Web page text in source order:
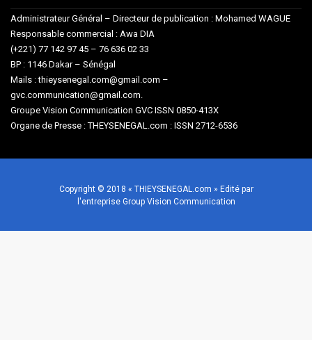
Administrateur Général – Directeur de publication : Mohamed WAGUE
Responsable commercial : Awa DIA
(+221) 77 142 97 45 – 76 636 02 33
BP : 1146 Dakar – Sénégal
Mails : thieysenegal.com@gmail.com –
gvc.communication@gmail.com.
Groupe Vision Communication GVC ISSN 0850-413X
Organe de Presse : THEYSENEGAL.com : ISSN 2712-6536
Copyright © 2018 « THIEYSENEGAL.com » Edité par
l'entreprise Group Vision Communication